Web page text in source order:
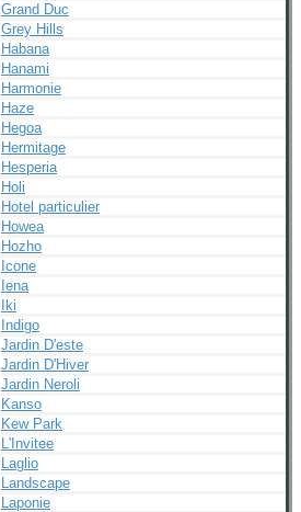
Grand Duc
Grey Hills
Habana
Hanami
Harmonie
Haze
Hegoa
Hermitage
Hesperia
Holi
Hotel particulier
Howea
Hozho
Icone
Iena
Iki
Indigo
Jardin D'este
Jardin D'Hiver
Jardin Neroli
Kanso
Kew Park
L'Invitee
Laglio
Landscape
Laponie